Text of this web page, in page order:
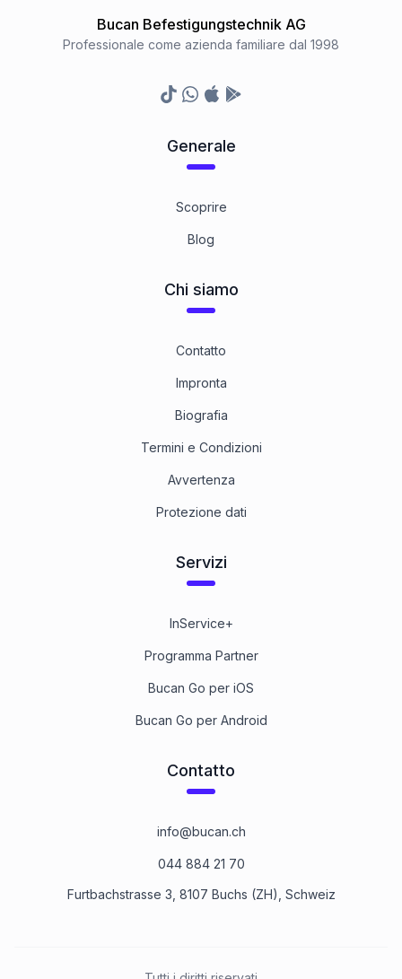
Bucan Befestigungstechnik AG
Professionale come azienda familiare dal 1998
TikTokWhatsapp
Appstore
Google Play Store
Generale
Scoprire
Blog
Chi siamo
Contatto
Impronta
Biografia
Termini e Condizioni
Avvertenza
Protezione dati
Servizi
InService+
Programma Partner
Bucan Go per iOS
Bucan Go per Android
Contatto
info@bucan.ch
044 884 21 70
Furtbachstrasse 3, 8107 Buchs (ZH), Schweiz